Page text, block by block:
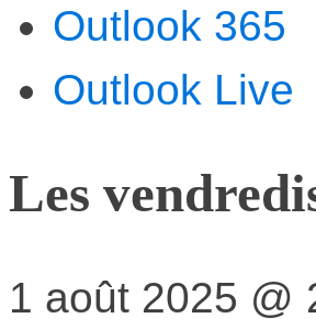
Outlook 365
Outlook Live
Les
1 août 2025 @